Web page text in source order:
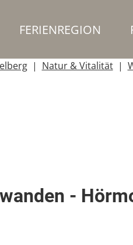
FERIENREGION
Natur & Vitalität
-